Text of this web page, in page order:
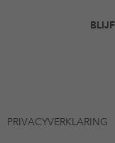
PRIVACYVERKLARING